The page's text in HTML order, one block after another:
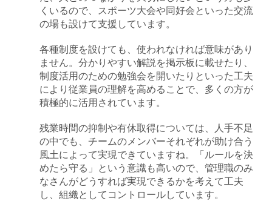
くいるので、スポーツ大会や同好会といった交流
の場も設けて支援しています。
各種制度を設けても、使われなければ意味があり
ません。分かりやすい解説を掲示板に載せたり、
制度活用のための勉強会を開いたりといった工夫
により従業員の理解を高めることで、多くの方が
積極的に活用されています。
残業時間の抑制や有休取得については、人手不足
の中でも、チームのメンバーそれぞれが助け合う
風土によって実現できていますね。「ルールを決
めたら守る」という意識も高いので、管理職のみ
なさんがどうすれば実現できるかを考えて工夫
し、組織としてコントロールしています。